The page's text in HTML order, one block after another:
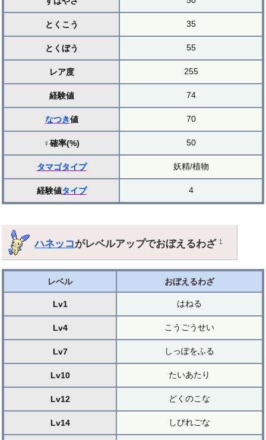
とくこう 35
とくぼう 55
レア度 255
経験値 74
なつき値 70
♀確率(%) 50
タマゴタイプ 妖精/植物
経験値タイプ 4
ハネッコがレベルアップでおぼえるわざ†
レベル おぼえるわざ
Lv1 はねる
Lv4 こうごうせい
Lv7 しっぽをふる
Lv10 たいあたり
Lv12 どくのこな
Lv14 しびれごな